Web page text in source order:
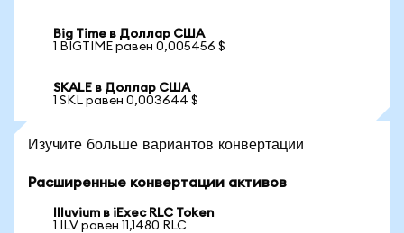
Big Time в Доллар США
1 BIGTIME равен 0,005456 $
SKALE в Доллар США
1 SKL равен 0,003644 $
Изучите больше вариантов конвертации
Расширенные конвертации активов
Illuvium в iExec RLC Token
1 ILV равен 11,1480 RLC